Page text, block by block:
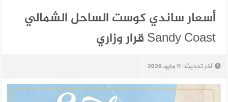
أسعار ساندي كوست الساحل الشمالي
Sandy Coast قرار وزاري
آخر تحديث: 11 مايو، 2026